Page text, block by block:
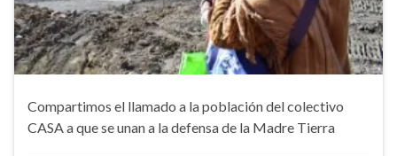
Compartimos el llamado a la población del colectivo
CASA a que se unan a la defensa de la Madre Tierra